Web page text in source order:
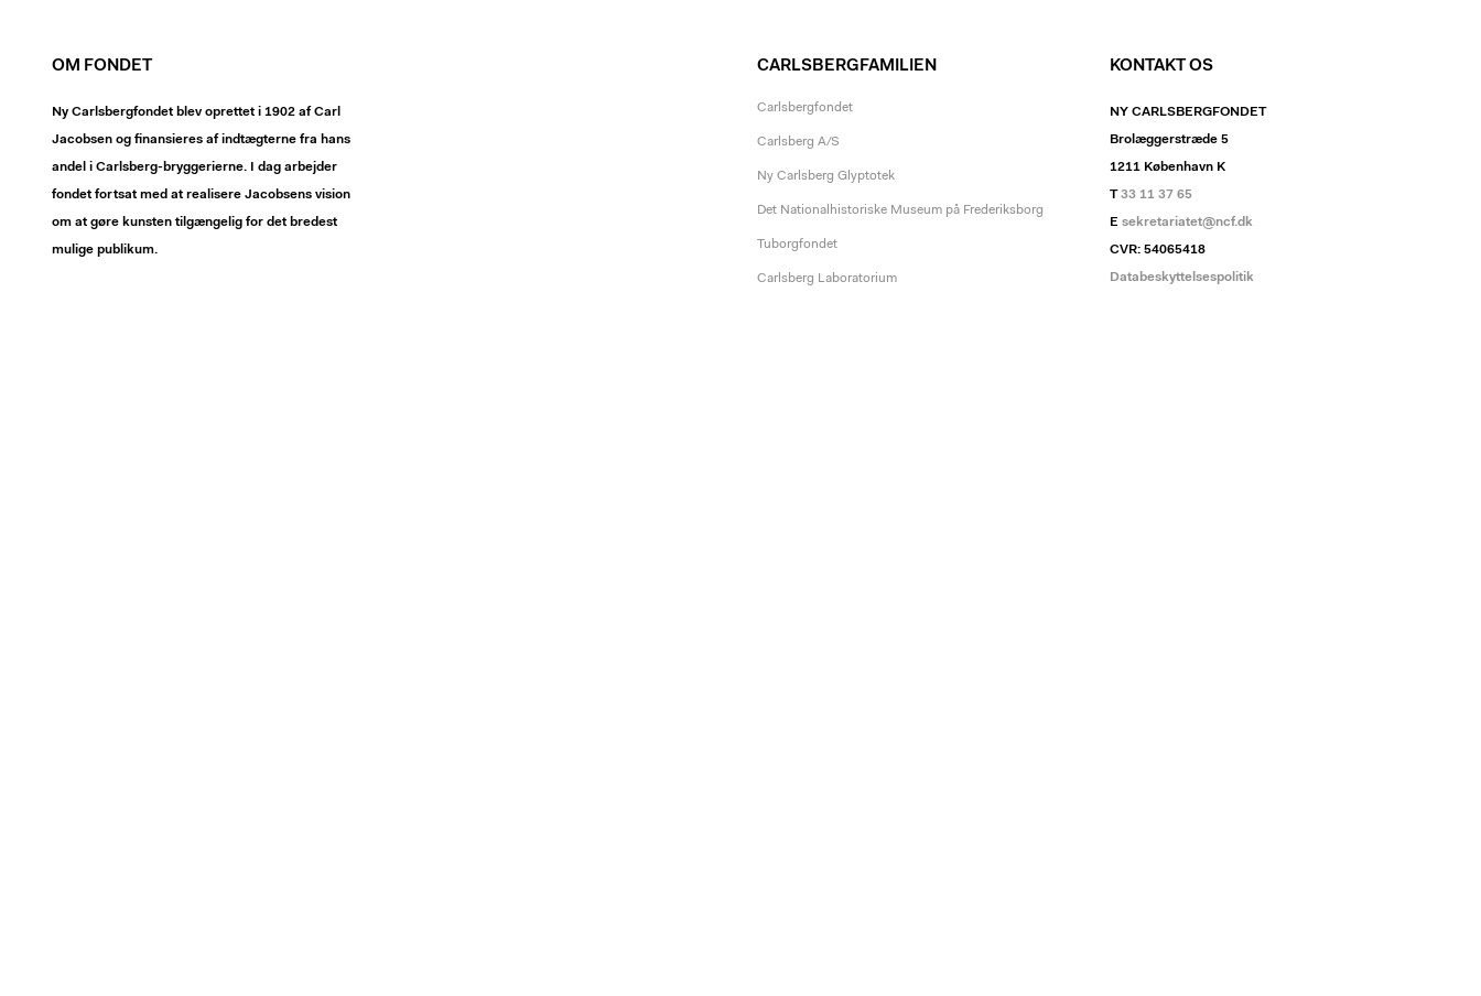
OM FONDET
Ny Carlsbergfondet blev oprettet i 1902 af Carl
Jacobsen og finansieres af indtægterne fra hans
andel i Carlsberg-bryggerierne. I dag arbejder
fondet fortsat med at realisere Jacobsens vision
om at gøre kunsten tilgængelig for det bredest
mulige publikum.
CARLSBERGFAMILIEN
Carlsbergfondet
Carlsberg A/S
Ny Carlsberg Glyptotek
Det Nationalhistoriske Museum på Frederiksborg
Tuborgfondet
Carlsberg Laboratorium
KONTAKT OS
NY CARLSBERGFONDET
Brolæggerstræde 5
1211 København K
T 33 11 37 65
E sekretariatet@ncf.dk
CVR: 54065418
Databeskyttelsespolitik